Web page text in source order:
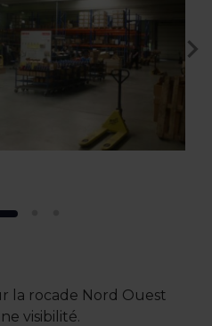
la rocade Nord Ouest
visibilité.